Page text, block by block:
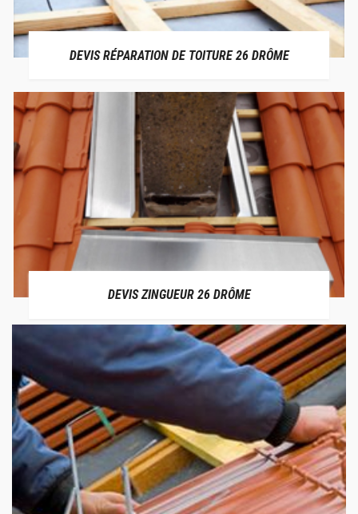
DEVIS RÉPARATION DE TOITURE 26 DRÔME
DEVIS ZINGUEUR 26 DRÔME